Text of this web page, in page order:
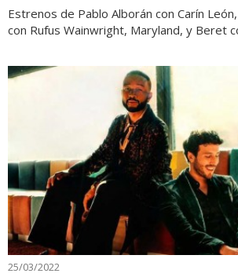
Estrenos de Pablo Alborán con Carín
con Rufus Wainwright, Maryland, y Beret
25/03/2022